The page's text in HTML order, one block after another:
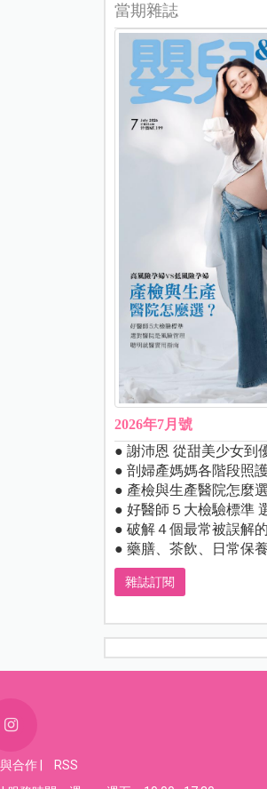
當期雜誌
2026年7月號
● 謝沛恩 從甜美少女到
● 剖婦產媽媽各階段照
● 產檢與生產醫院怎麼
● 好醫師５大檢驗標準
● 破解４個最常被誤解
● 藥膳、茶飲、日常保
雜誌訂閱
合作
RSS